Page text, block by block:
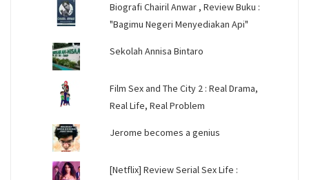
Biografi Chairil Anwar , Review Buku :
"Bagimu Negeri Menyediakan Api"
Sekolah Annisa Bintaro
Film Sex and The City 2 : Real Drama,
Real Life, Real Problem
Jerome becomes a genius
[Netflix] Review Serial Sex Life :